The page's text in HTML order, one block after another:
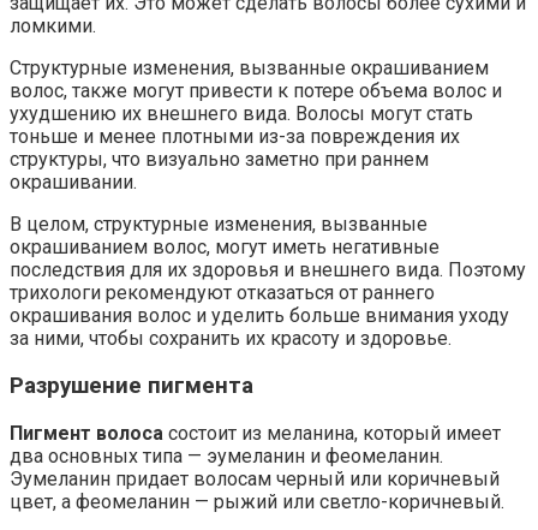
ломкими.
Структурные изменения, вызванные окрашиванием
волос, также могут привести к потере объема волос и
ухудшению их внешнего вида. Волосы могут стать
тоньше и менее плотными из-за повреждения их
структуры, что визуально заметно при раннем
окрашивании.
В целом, структурные изменения, вызванные
окрашиванием волос, могут иметь негативные
последствия для их здоровья и внешнего вида. Поэтому
трихологи рекомендуют отказаться от раннего
окрашивания волос и уделить больше внимания уходу
за ними, чтобы сохранить их красоту и здоровье.
Разрушение пигмента
Пигмент волоса состоит из меланина, который имеет
два основных типа — эумеланин и феомеланин.
Эумеланин придает волосам черный или коричневый
цвет, а феомеланин — рыжий или светло-коричневый.